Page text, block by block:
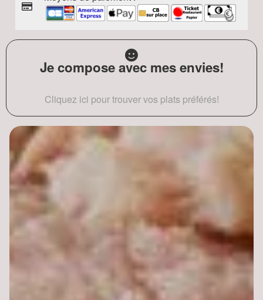
Je compose avec mes envies!
Cliquez ici pour trouver vos plats préférés!